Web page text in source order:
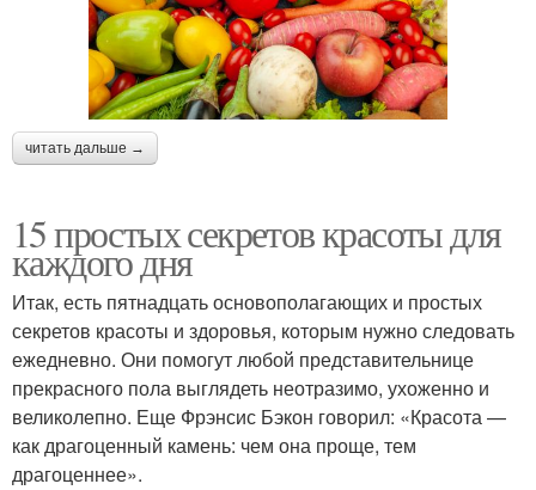
читать дальше →
15 простых секретов красоты для
каждого дня
Итак, есть пятнадцать основополагающих и простых
секретов красоты и здоровья, которым нужно следовать
ежедневно. Они помогут любой представительнице
прекрасного пола выглядеть неотразимо, ухоженно и
великолепно. Еще Фрэнсис Бэкон говорил: «Красота —
как драгоценный камень: чем она проще, тем
драгоценнее».